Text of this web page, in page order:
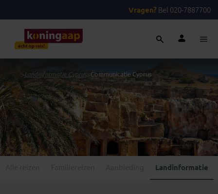
Vragen? Bel 020-7887700
> Landinformatie Cyprus>Communicatie Cyprus
Landinformatie